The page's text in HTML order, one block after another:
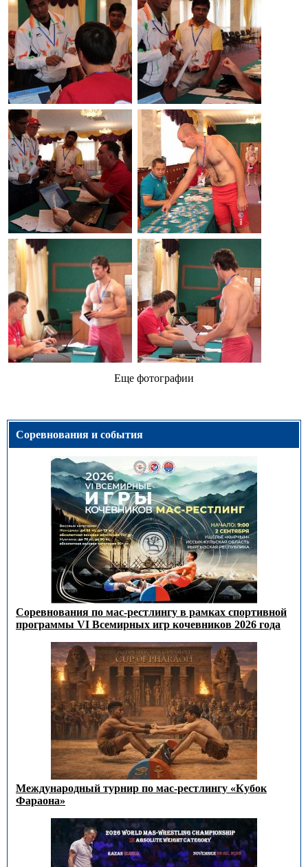
Еще фотографии
Соревнования и события
Соревнования по мас-рестлингу в рамках спортивной
программы VI Всемирных игр кочевников 2026 года
Международный турнир по мас-рестлингу «Кубок
Фараона»